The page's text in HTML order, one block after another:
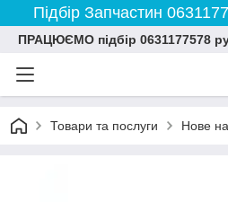
Підбір Запчастин
ПРАЦЮЄМО підбір 0631177578
Товари та послуги Нове